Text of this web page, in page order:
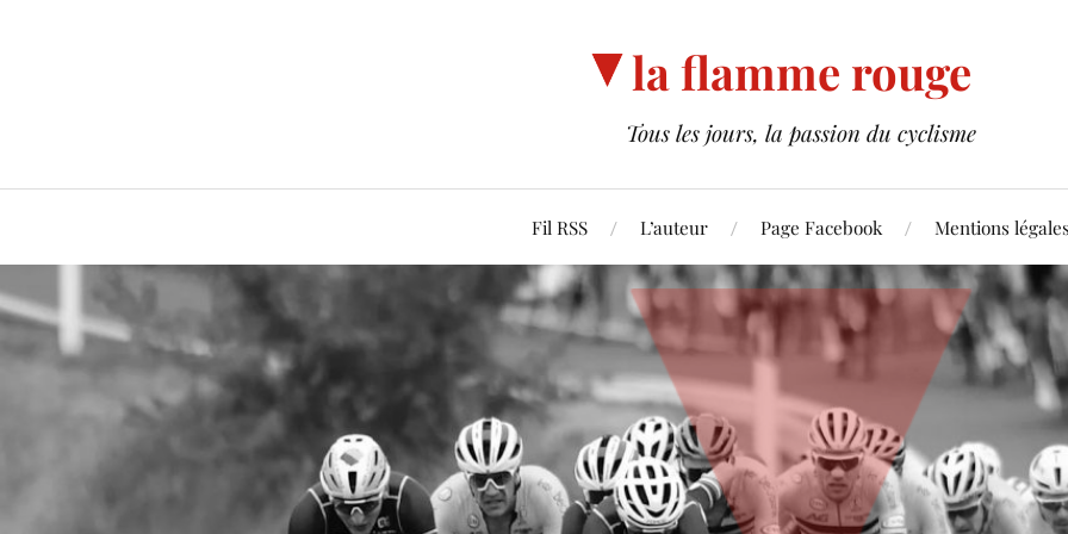
la flamme rouge
Tous les jours, la passion du cyclisme
Fil RSS L’auteur Page Facebook Mentions